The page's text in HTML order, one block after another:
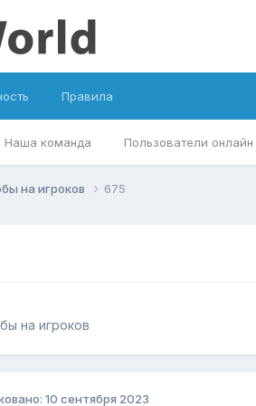
Наша команда Пользователи онлайн
Правила
на игроков 675
на игроков
10 сентября 2023